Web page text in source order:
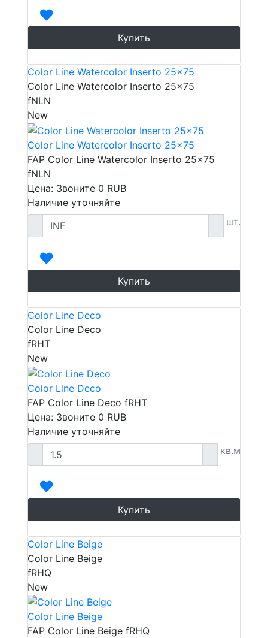
Купить
Color Line Watercolor Inserto 25x75
Color Line Watercolor Inserto 25x75
fNLN
New
Color Line Watercolor Inserto 25x75
FAP Color Line Watercolor Inserto 25x75
fNLN
Цена: Звоните 0 RUB
Наличие уточняйте
шт.
Купить
Color Line Deco
Color Line Deco
fRHT
New
Color Line Deco
FAP Color Line Deco fRHT
Цена: Звоните 0 RUB
Наличие уточняйте
кв.м
Купить
Color Line Beige
Color Line Beige
fRHQ
New
Color Line Beige
FAP Color Line Beige fRHQ